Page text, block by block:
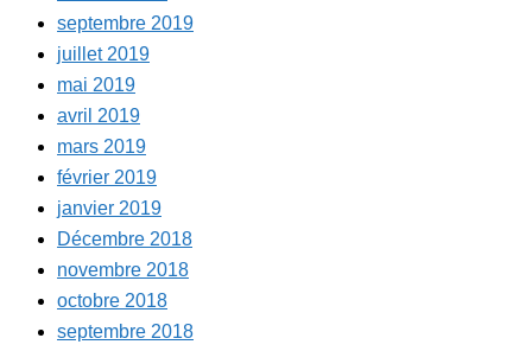
septembre 2019
juillet 2019
mai 2019
avril 2019
mars 2019
février 2019
janvier 2019
Décembre 2018
novembre 2018
octobre 2018
septembre 2018